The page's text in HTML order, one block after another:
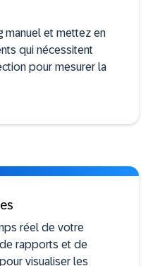
manuel et mettez en
qui nécessitent
pour mesurer la
réel de votre
rapports et de
visualiser les